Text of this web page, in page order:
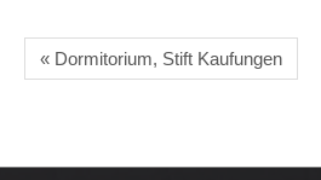
« Dormitorium, Stift Kaufungen